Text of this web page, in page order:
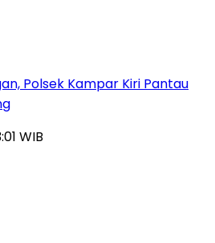
Polsek Kampar Kiri Pantau
WIB